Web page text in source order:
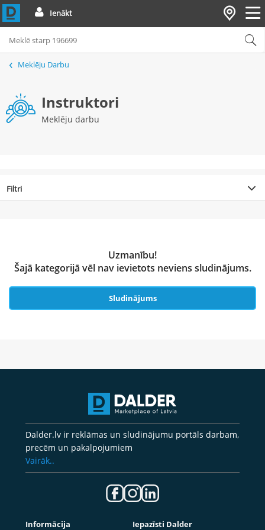
Ienākt
Meklēju Darbu
Instruktori
Meklēju darbu
Filtri
Uzmanību!
Šajā kategorijā vēl nav ievietots neviens sludinājums.
Sludinājums
Dalder.lv ir reklāmas un sludinājumu portāls darbam,
precēm un pakalpojumiem
Vairāk..
Informācija Iepazīsti Dalder